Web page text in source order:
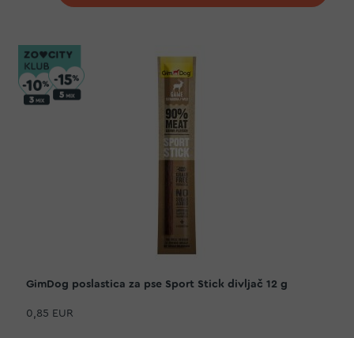
GimDog poslastica za pse Sport Stick divljač 12 g
0,85 EUR